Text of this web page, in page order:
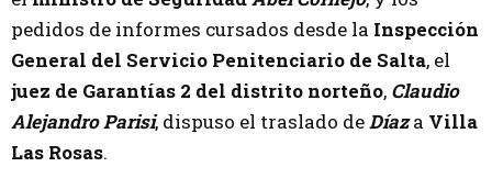
pedidos de informes cursados desde la Inspección
General del Servicio Penitenciario de Salta, el
juez de Garantías 2 del distrito norteño, Claudio
Alejandro Parisi, dispuso el traslado deDíaza Villa
Las Rosas.